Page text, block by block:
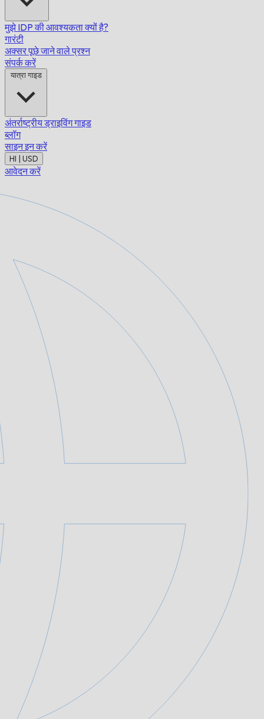
मुझे IDP की आवश्यकता क्यों है?
गारंटी
अक्सर पूछे जाने वाले प्रश्न
संपर्क करें
यात्रा गाइड
अंतर्राष्ट्रीय ड्राइविंग गाइड
ब्लॉग
साइन इन करें
HI | USD
आवेदन करें